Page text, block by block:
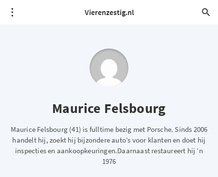
Vierenzestig.nl
Maurice Felsbourg
Maurice Felsbourg (41) is fulltime bezig met Porsche. Sinds 2006
handelt hij, zoekt hij bijzondere auto’s voor klanten en doet hij
inspecties en aankoopkeuringen.Daarnaast restaureert hij ’n
1976